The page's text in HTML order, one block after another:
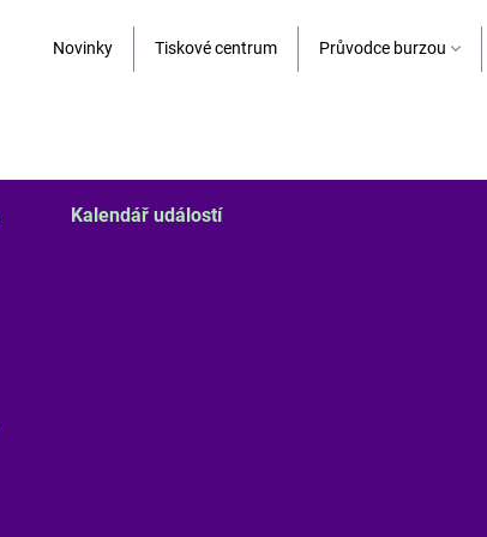
Novinky Tiskové centrum Průvodce burzou
Kalendář událostí